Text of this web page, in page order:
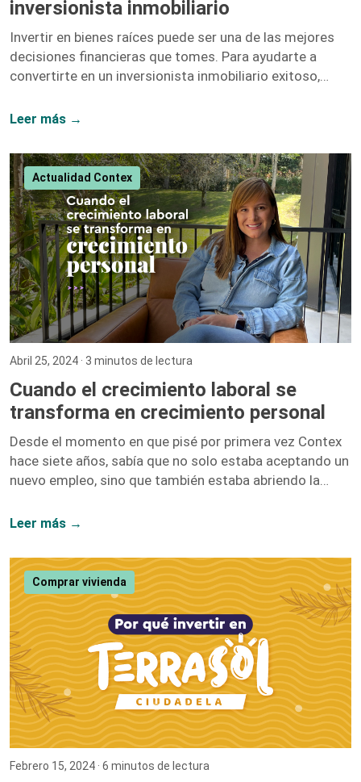
inversionista inmobiliario
Invertir en bienes raíces puede ser una de las mejores
decisiones financieras que tomes. Para ayudarte a
convertirte en un inversionista inmobiliario exitoso,
proporcionarán las herramientas y el conocimiento
recomendaciones más destacadas. 1. El Inversionista
Millonario de Bienes Raíces – Gary Keller Gary Keller,
fundador de Keller Williams Realty, recopila los
testimonios de más de 100 inversionistas millonarios
para ofrecer una guía completa sobre […]
Leer más →
Actualidad Contex
Abril 25, 2024 · 3 minutos de lectura
Cuando el crecimiento laboral se
transforma en crecimiento personal
Desde el momento en que pisé por primera vez Contex
hace siete años, sabía que no solo estaba aceptando un
nuevo empleo, sino que también estaba abriendo la
me equivoqué. Hoy, siete años después, puedo afirmar
van de la mano, y mi paso por esta compañía lo
demuestra. Iniciar como una entusiasta del marketing
digital y ascender hasta convertirme en la Directora […]
Leer más →
Comprar vivienda
Febrero 15, 2024 · 6 minutos de lectura